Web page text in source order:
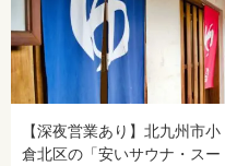
【深夜営業あり】北九州市小
倉北区の「安いサウナ・スー